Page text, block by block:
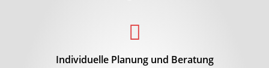
Individuelle Planung und Beratung